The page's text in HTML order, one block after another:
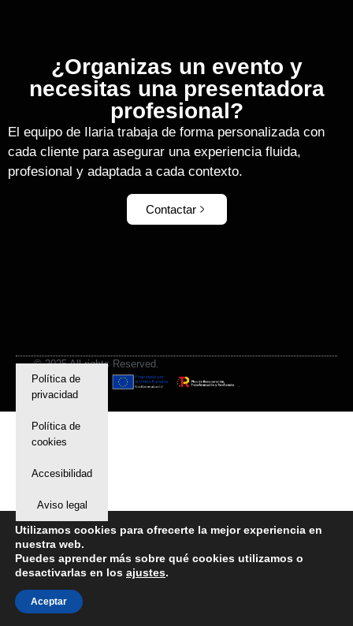
¿Organizas un evento y
necesitas una presentadora
profesional?
El equipo de Ilaria trabaja de forma personalizada con
cada cliente para asegurar una experiencia fluida,
profesional y adaptada a cada contexto.
Contactar
Política de
privacidad
Política de
cookies
Accesibilidad
Aviso legal
© 2025 All rights Reserved.
Utilizamos cookies para ofrecerte la mejor experiencia en
nuestra web.
Puedes aprender más sobre qué cookies utilizamos o
desactivarlas en los ajustes.
Aceptar